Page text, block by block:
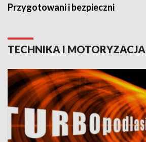
Przygotowani i bezpieczni
TECHNIKA I MOTORYZACJA